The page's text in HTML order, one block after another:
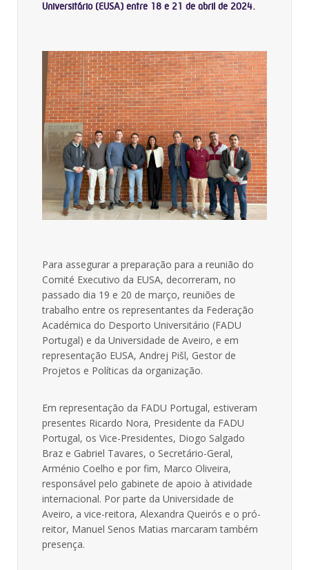
Universitário (EUSA) entre 18 e 21 de abril de 2024.
Para assegurar a preparação para a reunião do
Comité Executivo da EUSA, decorreram, no
passado dia 19 e 20 de março, reuniões de
trabalho entre os representantes da Federação
Académica do Desporto Universitário (FADU
Portugal) e da Universidade de Aveiro, e em
representação EUSA, Andrej Pišl, Gestor de
Projetos e Políticas da organização.
Em representação da FADU Portugal, estiveram
presentes Ricardo Nora, Presidente da FADU
Portugal, os Vice-Presidentes, Diogo Salgado
Braz e Gabriel Tavares, o Secretário-Geral,
Arménio Coelho e por fim, Marco Oliveira,
responsável pelo gabinete de apoio à atividade
internacional. Por parte da Universidade de
Aveiro, a vice-reitora, Alexandra Queirós e o pró-
reitor, Manuel Senos Matias marcaram também
presença.